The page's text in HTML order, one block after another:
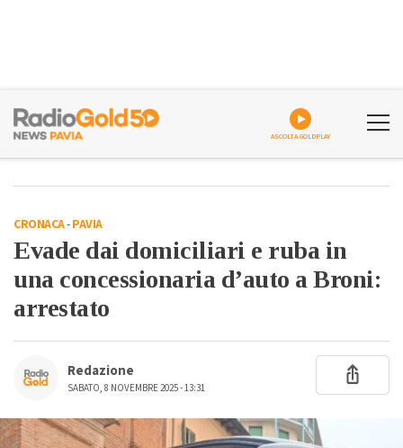
ASCOLTA GOLDPLAY
CRONACA-PAVIA
Evade dai domiciliari e ruba in
una concessionaria d’auto a Broni:
arrestato
Redazione
SABATO, 8 NOVEMBRE 2025 - 13:31